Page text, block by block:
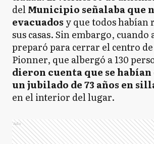
delMunicipio señalaba que
evacuados y que todos habían
sus casas. Sin embargo, cuando
preparó para cerrar el centro de
Pionner, que albergó a 130
dieron cuenta que se
un jubilado de 73 años en
en el interior del lugar.
Ads